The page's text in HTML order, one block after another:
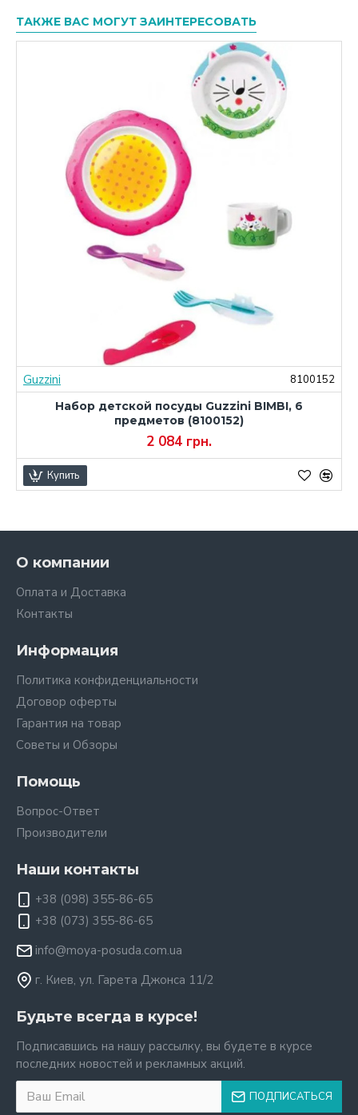
ТАКЖЕ ВАС МОГУТ ЗАИНТЕРЕСОВАТЬ
Guzzini
8100152
Набор детской посуды Guzzini BIMBI, 6
предметов (8100152)
2 084 грн.
Купить
О компании
Оплата и Доставка
Контакты
Информация
Политика конфиденциальности
Договор оферты
Гарантия на товар
Советы и Обзоры
Помощь
Вопрос-Ответ
Производители
Наши контакты
+38 (098) 355-86-65
+38 (073) 355-86-65
info@moya-posuda.com.ua
г. Киев, ул. Гарета Джонса 11/2
Будьте всегда в курсе!
Подписавшись на нашу рассылку, вы будете в курсе
последних новостей и рекламных акций.
ПОДПИСАТЬСЯ